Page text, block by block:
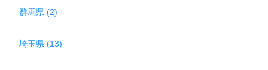
群馬県 (2)
埼玉県 (13)